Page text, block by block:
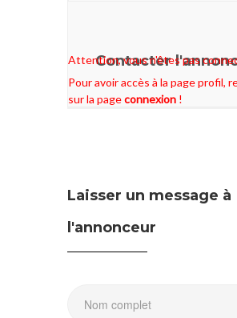
Contacter
Attention, vous n'êtes pas
Pour avoir accès à la page profil,
sur la pageconnexion !
Laisser un message à
l'annonceur